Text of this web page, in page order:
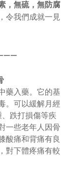
， 無硫，無防腐
令我們成就一見
—
藥入藥。它的基
。可以緩解月經
跌打損傷等疾
一些老年人因骨
酸痛和背痛有良
對下體疼痛有較